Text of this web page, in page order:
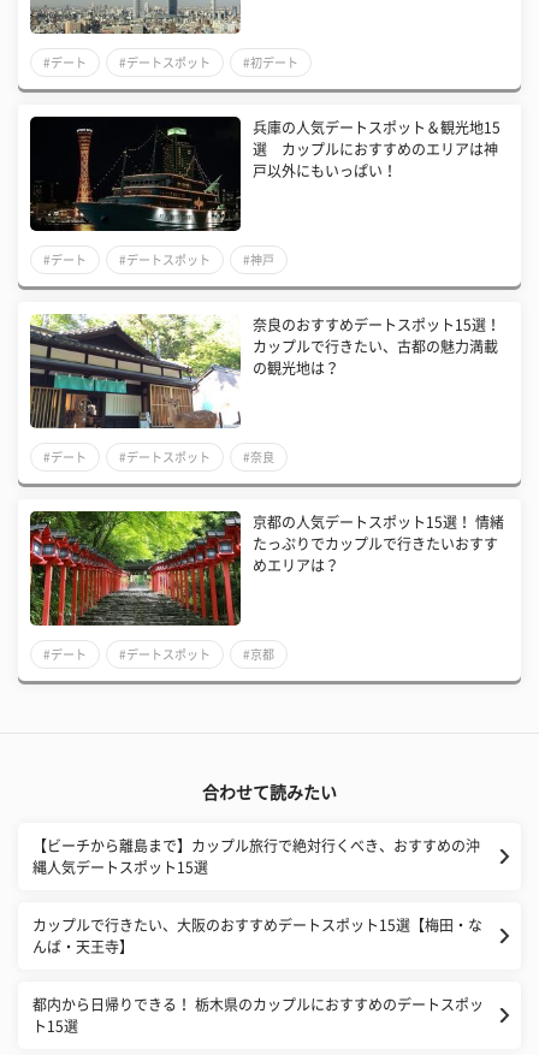
#デート #デートスポット #初デート
兵庫の人気デートスポット＆観光地15
選 カップルにおすすめのエリアは神
戸以外にもいっぱい！
#デート #デートスポット #神戸
奈良のおすすめデートスポット15選！
カップルで行きたい、古都の魅力満載
の観光地は？
#デート #デートスポット #奈良
京都の人気デートスポット15選！ 情緒
たっぷりでカップルで行きたいおすす
めエリアは？
#デート #デートスポット #京都
合わせて読みたい
【ビーチから離島まで】カップル旅行で絶対行くべき、おすすめの沖
縄人気デートスポット15選
カップルで行きたい、大阪のおすすめデートスポット15選【梅田・な
んば・天王寺】
都内から日帰りできる！ 栃木県のカップルにおすすめのデートスポッ
ト15選